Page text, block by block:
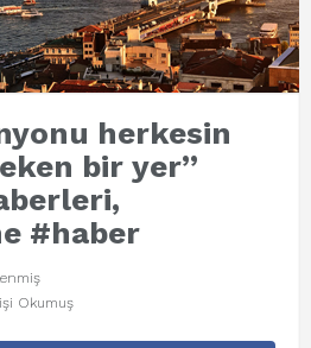
herkesin
bir yer”
#haber
Okumuş